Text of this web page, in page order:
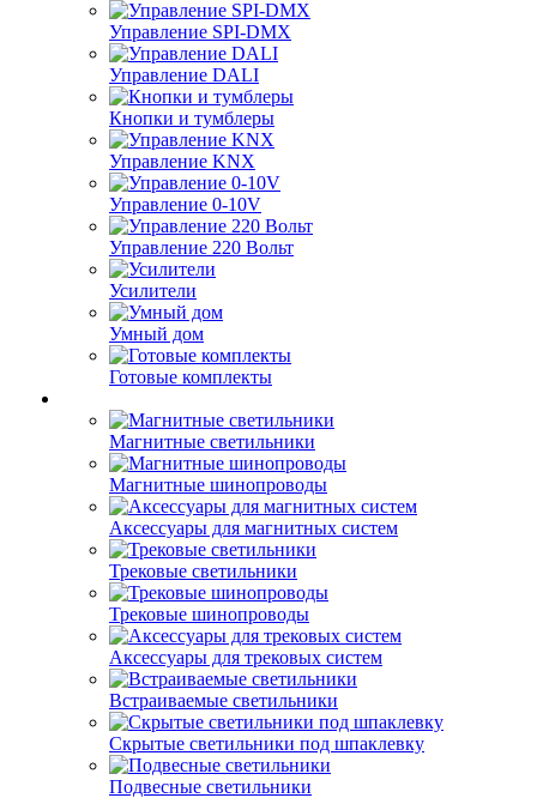
Управление SPI-DMX
Управление DALI
Кнопки и тумблеры
Управление KNX
Управление 0-10V
Управление 220 Вольт
Усилители
Умный дом
Готовые комплекты
Магнитные светильники
Магнитные шинопроводы
Аксессуары для магнитных систем
Трековые светильники
Трековые шинопроводы
Аксессуары для трековых систем
Встраиваемые светильники
Скрытые светильники под шпаклевку
Подвесные светильники